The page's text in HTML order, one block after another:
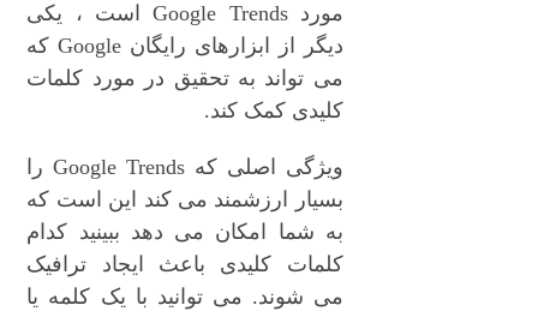
مورد Google Trends است ، یکی
دیگر از ابزارهای رایگان Google که
می تواند به تحقیق در مورد کلمات
کلیدی کمک کند.
ویژگی اصلی که Google Trends را
بسیار ارزشمند می کند این است که
به شما امکان می دهد ببینید کدام
کلمات کلیدی باعث ایجاد ترافیک
می شوند. می توانید با یک کلمه یا